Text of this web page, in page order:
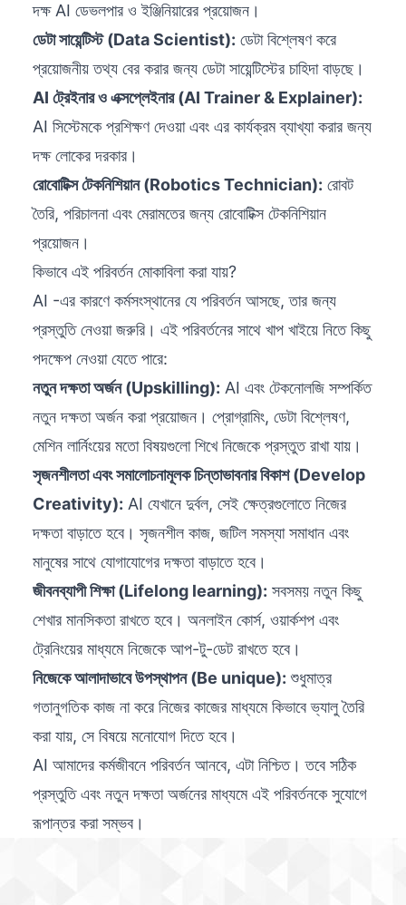
দক্ষ AI ডেভলপার ও ইঞ্জিনিয়ারের প্রয়োজন।
ডেটা সায়েন্টিস্ট (Data Scientist): ডেটা বিশ্লেষণ করে
প্রয়োজনীয় তথ্য বের করার জন্য ডেটা সায়েন্টিস্টের চাহিদা বাড়ছে।
AI ট্রেইনার ও এক্সপ্লেইনার (AI Trainer & Explainer):
AI সিস্টেমকে প্রশিক্ষণ দেওয়া এবং এর কার্যক্রম ব্যাখ্যা করার জন্য
দক্ষ লোকের দরকার।
রোবোটিক্স টেকনিশিয়ান (Robotics Technician): রোবট
তৈরি, পরিচালনা এবং মেরামতের জন্য রোবোটিক্স টেকনিশিয়ান
প্রয়োজন।
কিভাবে এই পরিবর্তন মোকাবিলা করা যায়?
AI -এর কারণে কর্মসংস্থানের যে পরিবর্তন আসছে, তার জন্য
প্রস্তুতি নেওয়া জরুরি। এই পরিবর্তনের সাথে খাপ খাইয়ে নিতে কিছু
পদক্ষেপ নেওয়া যেতে পারে:
নতুন দক্ষতা অর্জন (Upskilling): AI এবং টেকনোলজি সম্পর্কিত
নতুন দক্ষতা অর্জন করা প্রয়োজন। প্রোগ্রামিং, ডেটা বিশ্লেষণ,
মেশিন লার্নিংয়ের মতো বিষয়গুলো শিখে নিজেকে প্রস্তুত রাখা যায়।
সৃজনশীলতা এবং সমালোচনামূলক চিন্তাভাবনার বিকাশ (Develop
Creativity): AI যেখানে দুর্বল, সেই ক্ষেত্রগুলোতে নিজের
দক্ষতা বাড়াতে হবে। সৃজনশীল কাজ, জটিল সমস্যা সমাধান এবং
মানুষের সাথে যোগাযোগের দক্ষতা বাড়াতে হবে।
জীবনব্যাপী শিক্ষা (Lifelong learning): সবসময় নতুন কিছু
শেখার মানসিকতা রাখতে হবে। অনলাইন কোর্স, ওয়ার্কশপ এবং
ট্রেনিংয়ের মাধ্যমে নিজেকে আপ-টু-ডেট রাখতে হবে।
নিজেকে আলাদাভাবে উপস্থাপন (Be unique): শুধুমাত্র
গতানুগতিক কাজ না করে নিজের কাজের মাধ্যমে কিভাবে ভ্যালু তৈরি
করা যায়, সে বিষয়ে মনোযোগ দিতে হবে।
AI আমাদের কর্মজীবনে পরিবর্তন আনবে, এটা নিশ্চিত। তবে সঠিক
প্রস্তুতি এবং নতুন দক্ষতা অর্জনের মাধ্যমে এই পরিবর্তনকে সুযোগে
রূপান্তর করা সম্ভব।